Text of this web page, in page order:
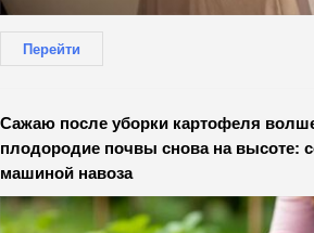
Перейти
Сажаю после уборки картофеля
плодородие почвы снова на высоте:
машиной навоза